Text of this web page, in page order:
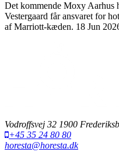
Det kommende Moxy Aarhus
Vestergaard får ansvaret for
af Marriott-kæden. 18 Jun
Vodroffsvej 32 1900
+45 35 24 80 80
horesta@horesta.dk